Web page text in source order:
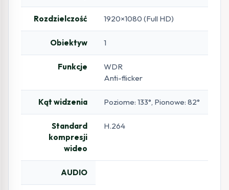
Rozdzielczość 1920×1080 (Full HD)
Obiektyw 1
Funkcje
WDR
Anti-flicker
Kąt widzenia Poziome: 133°, Pionowe: 82°
Standard
kompresji
wideo
H.264
AUDIO